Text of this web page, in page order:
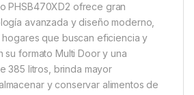
PHSB470XD2 ofrece gran
avanzada y diseño moderno,
que buscan eficiencia y
su formato Multi Door y una
385 litros, brinda mayor
y conservar alimentos de